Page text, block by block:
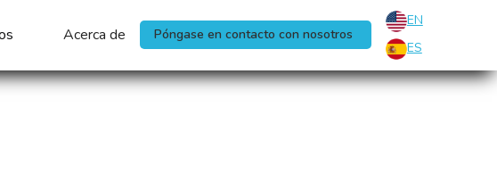
Acerca de Póngase en contacto con nosotros
EN
ES